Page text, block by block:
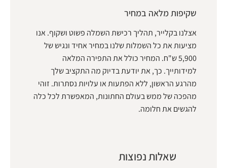
שקיפות מלאה במחיר
אצלנו בקלייר, תהליך רכישת השמלה פשוט ושקוף. אנו
מציעות את כל השמלות שלנו במחיר אחיד ונגיש של
5,900 ש"ח. המחיר כולל את התפירה המלאה
למידותייך. כך, את יודעת בדיוק מה התקציב שלך
מהרגע הראשון, ללא הפתעות או עלויות נסתרות. זוהי
מהפכה של ממש בעולם החתונות, המאפשרת לכל כלה
להגשים את חלומה.
שאלות נפוצות